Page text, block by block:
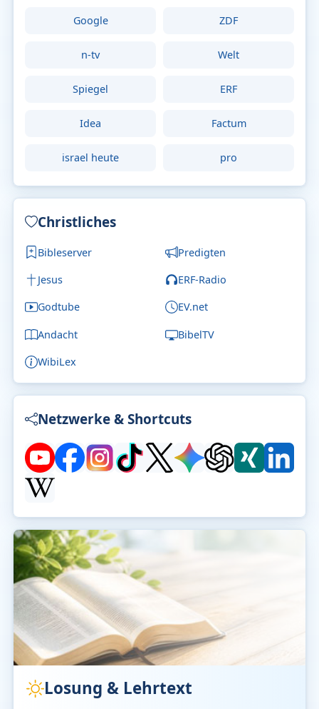
Google ZDF
n-tv Welt
Spiegel ERF
Idea Factum
israel heute pro
Christliches
Bibleserver Predigten
Jesus ERF-Radio
Godtube EV.net
Andacht BibelTV
WibiLex
Netzwerke & Shortcuts
Losung & Lehrtext